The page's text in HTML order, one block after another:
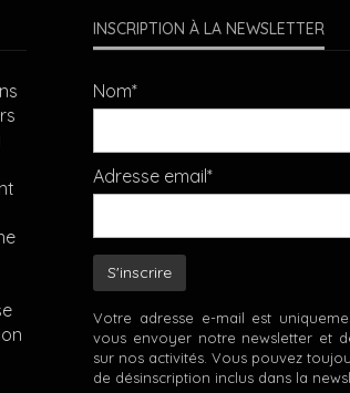
INSCRIPTION À LA NEWSLETTER
Nom*
Adresse email*
Votre adresse e-mail est
vous envoyer notre newsletter et
sur nos activités. Vous pouvez
de désinscription inclus dans la